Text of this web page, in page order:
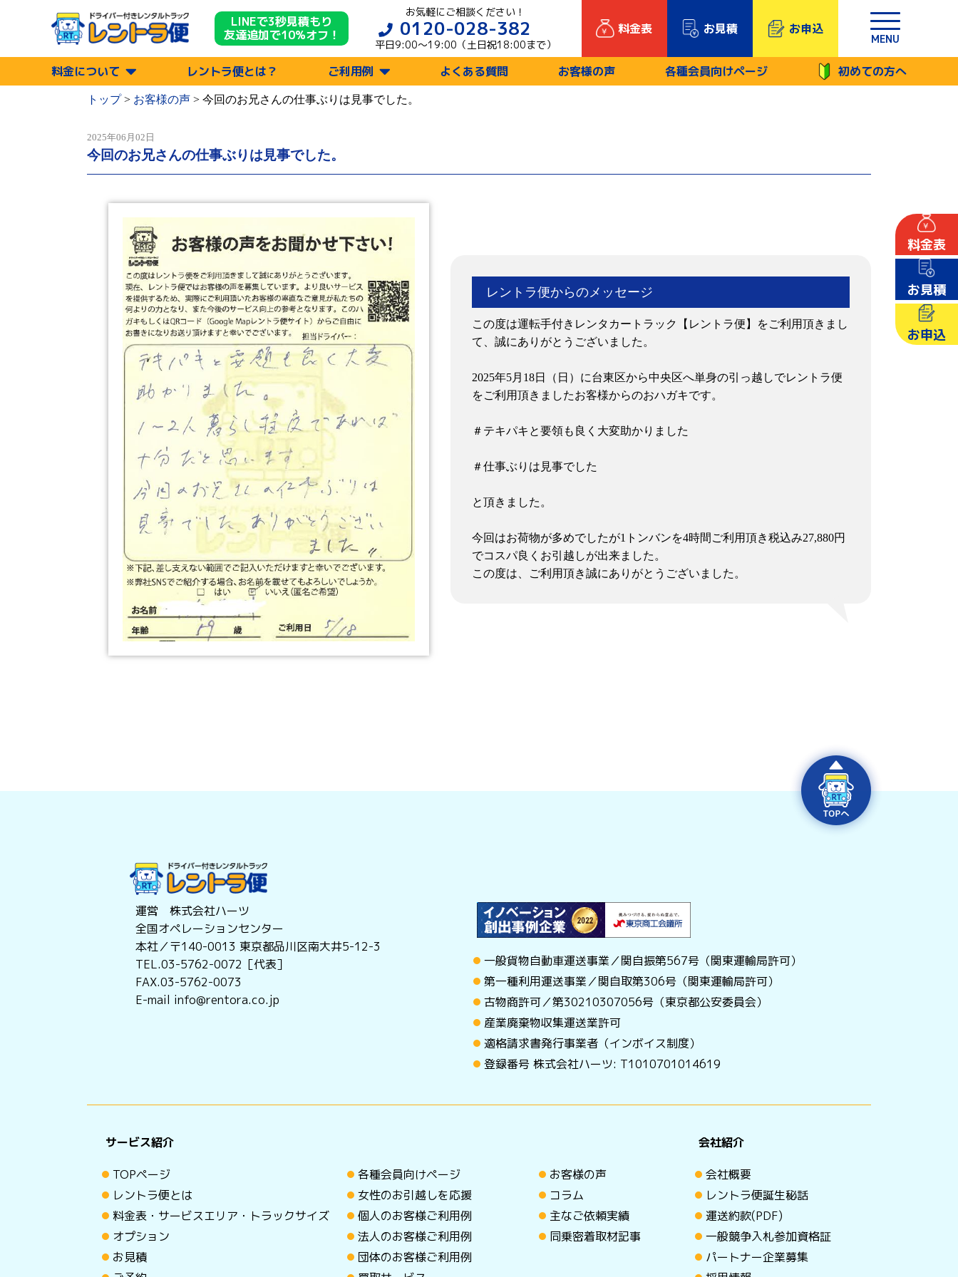
料金表
お見積
お申込
LINEで3秒見積もり
友達追加で10%オフ！
お気軽にご相談ください！
0120-028-382
平日9:00〜19:00（土日祝18:00まで）
料金表 お見積 お申込
MENU
料金について レントラ便とは？ ご利用例 よくある質問 お客様の声 各種会員向けページ 初めての方へ
トップ> お客様の声 > 今回のお兄さんの仕事ぶりは見事でした。
2025年06月02日
今回のお兄さんの仕事ぶりは見事でした。
レントラ便からのメッセージ
この度は運転手付きレンタカートラック【レントラ便】をご利用頂きまし
て、誠にありがとうございました。
2025年5月18日（日）に台東区から中央区へ単身の引っ越しでレントラ便
をご利用頂きましたお客様からのおハガキです。
＃テキパキと要領も良く大変助かりました
＃仕事ぶりは見事でした
と頂きました。
今回はお荷物が多めでしたが1トンバンを4時間ご利用頂き税込み27,880円
でコスパ良くお引越しが出来ました。
この度は、ご利用頂き誠にありがとうございました。
運営 株式会社ハーツ
全国オペレーションセンター
本社／〒140-0013 東京都品川区南大井5-12-3
TEL.03-5762-0072［代表］
FAX.03-5762-0073
E-mail info@rentora.co.jp
一般貨物自動車運送事業／関自振第567号（関東運輸局許可）
第一種利用運送事業／関自取第306号（関東運輸局許可）
古物商許可／第30210307056号（東京都公安委員会）
産業廃棄物収集運送業許可
適格請求書発行事業者（インボイス制度）
登録番号 株式会社ハーツ: T1010701014619
サービス紹介
TOPページ
レントラ便とは
料金表・サービスエリア・トラックサイズ
オプション
お見積
各種会員向けページ
女性のお引越しを応援
個人のお客様ご利用例
法人のお客様ご利用例
団体のお客様ご利用例
お客様の声
コラム
主なご依頼実績
同乗密着取材記事
会社紹介
会社概要
レントラ便誕生秘話
運送約款(PDF)
一般競争入札参加資格証
パートナー企業募集